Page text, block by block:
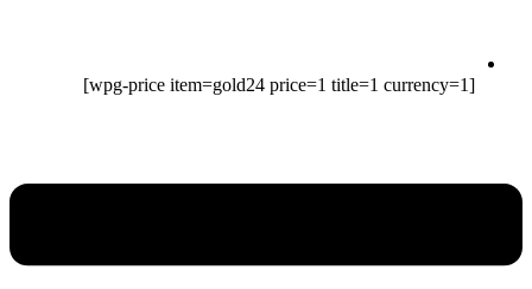
[wpg-price item=gold24 price=1 title=1 currency=1]